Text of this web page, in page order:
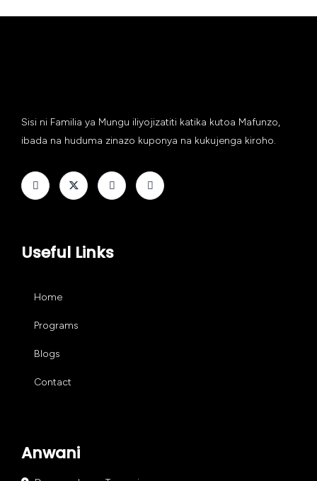
Sisi ni Familia ya Mungu iliyojizatiti katika kutoa Mafunzo,
ibada na huduma zinazo kuponya na kukujenga kiroho.
Useful Links
Home
Programs
Blogs
Contact
Anwani